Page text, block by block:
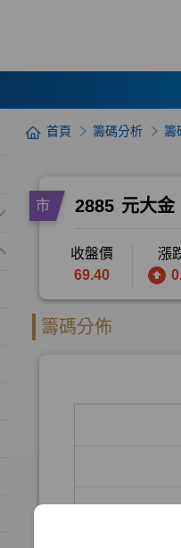
首頁 籌碼分析 籌